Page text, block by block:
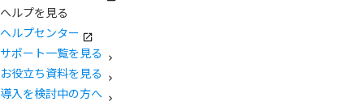
ヘルプを見る
ヘルプセンター
サポート一覧を見る
お役立ち資料を見る
導入を検討中の方へ